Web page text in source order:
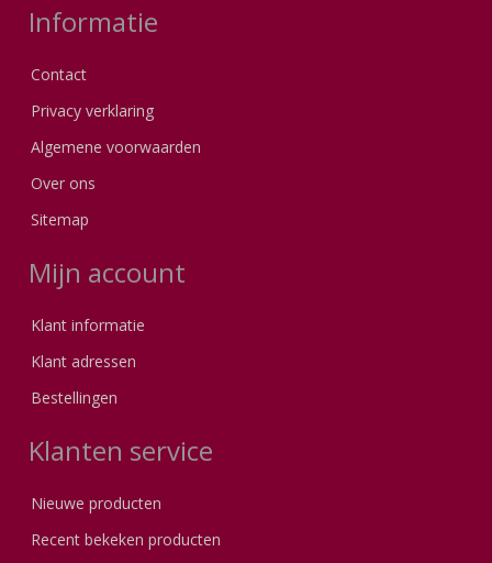
Informatie
Contact
Privacy verklaring
Algemene voorwaarden
Over ons
Sitemap
Mijn account
Klant informatie
Klant adressen
Bestellingen
Klanten service
Nieuwe producten
Recent bekeken producten